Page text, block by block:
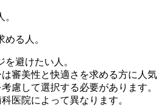
る人。
を避けたい人。
審美性と快適さを求める方に人気
慮して選択する必要があります。
医院によって異なります。